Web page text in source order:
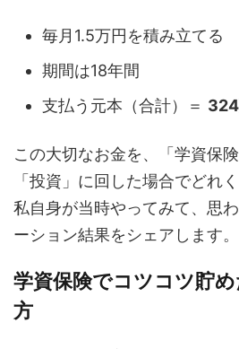
毎月1.5万円を積み立てる
期間は18年間
支払う元本（合計）＝
この大切なお金を、「学資保
「投資」に回した場合でどれ
私自身が当時やってみて、思
ーション結果をシェアします。
学資保険でコツコツ貯め
方